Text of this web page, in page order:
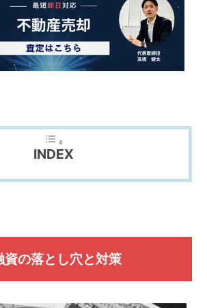
INDEX
資の落とし穴と対策